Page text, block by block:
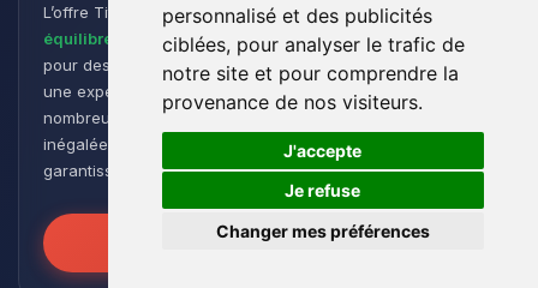
personnalisé et des publicités
ciblées, pour analyser le trafic de
notre site et pour comprendre la
provenance de nos visiteurs.
J'accepte
Je refuse
Changer mes préférences
L’offre Titan est conçue pour les joueurs cherchant un
équilibre parfait entre performance et flexibilité. Idéale
pour des
groupes de taille moyenne à grande
, elle offre
une expérience de jeu fluide et réactive, même avec de
nombreux plugins et modpacks. Profitez d’une stabilité
inégalée pour des sessions de jeu intenses et prolongées,
garantissant que vos mondes restent robustes et réactifs !
Libérez la Puissance
🍪